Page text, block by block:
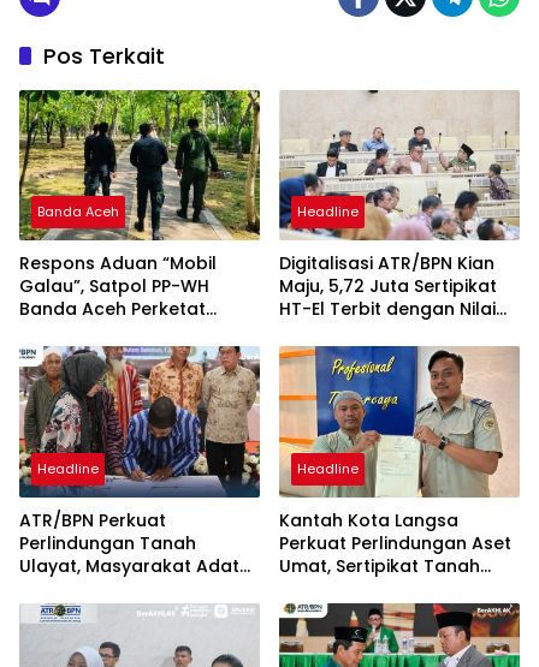
Pos Terkait
Banda Aceh
Respons Aduan “Mobil
Galau”, Satpol PP-WH
Banda Aceh Perketat
Tibang
Headline
Digitalisasi ATR/BPN Kian
Maju, 5,72 Juta Sertipikat
HT-El Terbit dengan Nilai
Headline
ATR/BPN Perkuat
Perlindungan Tanah
Ulayat, Masyarakat Adat
Tanpa Paksaan Sertipikasi
Headline
Kantah Kota Langsa
Perkuat Perlindungan Aset
Umat, Sertipikat Tanah
Gampong Karang Anyar